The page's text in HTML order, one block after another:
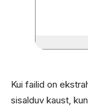
Kui failid on
sisalduv kaust,